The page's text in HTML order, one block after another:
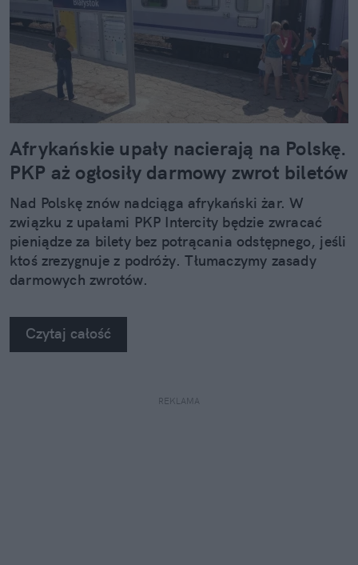
Afrykańskie upały nacierają na Polskę.
PKP aż ogłosiły darmowy zwrot biletów
Nad Polskę znów nadciąga afrykański żar. W
związku z upałami PKP Intercity będzie zwracać
pieniądze za bilety bez potrącania odstępnego, jeśli
ktoś zrezygnuje z podróży. Tłumaczymy zasady
darmowych zwrotów.
Czytaj całość
REKLAMA